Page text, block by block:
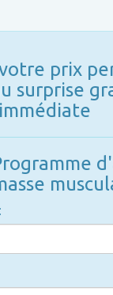
prix
surprise